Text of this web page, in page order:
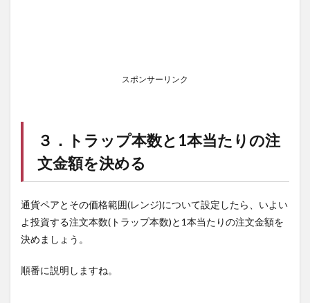
スポンサーリンク
３．トラップ本数と1本当たりの注
文金額を決める
通貨ペアとその価格範囲(レンジ)について設定したら、いよい
よ投資する注文本数(トラップ本数)と1本当たりの注文金額を
決めましょう。
順番に説明しますね。